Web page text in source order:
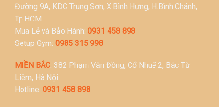
Đường 9A, KDC Trung Sơn, X.Bình Hưng, H.Bình Chánh,
Tp.HCM
Mua Lẻ và Bảo Hành: 0931 458 898
Setup Gym: 0985 315 998
MIỀN BẮC: 382 Phạm Văn Đồng, Cổ Nhuế 2, Bắc Từ
Liêm, Hà Nội
Hotline: 0931 458 898